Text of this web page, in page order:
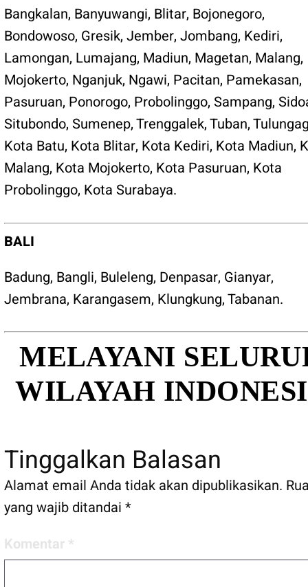
Bangkalan, Banyuwangi, Blitar, Bojonegoro,
Bondowoso, Gresik, Jember, Jombang, Kediri,
Lamongan, Lumajang, Madiun, Magetan, Malang,
Mojokerto, Nganjuk, Ngawi, Pacitan, Pamekasan,
Pasuruan, Ponorogo, Probolinggo, Sampang,
Situbondo, Sumenep,Trenggalek,Tuban,
Kota Batu, Kota Blitar, Kota Kediri, Kota Madiun,
Malang, Kota Mojokerto, Kota Pasuruan, Kota
Probolinggo, Kota Surabaya.
BALI
Badung, Bangli, Buleleng, Denpasar, Gianyar,
Jembrana, Karangasem, Klungkung,Tabanan.
MELAYANI
WILAYAH
Tinggalkan Balasan
Alamat email Anda tidak akan dipublikasikan.
yang wajib ditandai *
Komentar *